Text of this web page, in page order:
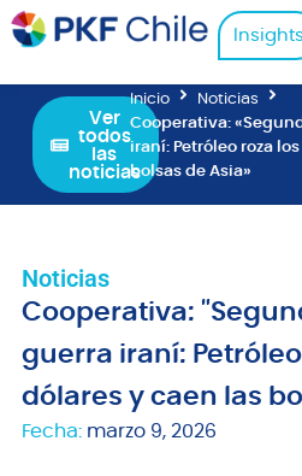
Insights
Ver
todos
las
noticias
Inicio
Noticias
Cooperativa:
iraní: Petróleo roza
bolsas de Asia»
Noticias
Cooperativa:
guerra iraní: Petróleo
dólares y caen las
Fecha: marzo 9, 2026